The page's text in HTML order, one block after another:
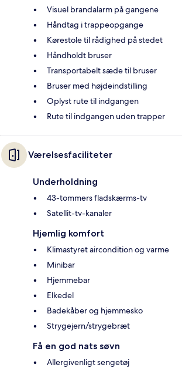
Visuel brandalarm på gangene
Håndtag i trappeopgange
Kørestole til rådighed på stedet
Håndholdt bruser
Transportabelt sæde til bruser
Bruser med højdeindstilling
Oplyst rute til indgangen
Rute til indgangen uden trapper
Værelsesfaciliteter
Underholdning
43-tommers fladskærms-tv
Satellit-tv-kanaler
Hjemlig komfort
Klimastyret aircondition og varme
Minibar
Hjemmebar
Elkedel
Badekåber og hjemmesko
Strygejern/strygebræt
Få en god nats søvn
Allergivenligt sengetøj